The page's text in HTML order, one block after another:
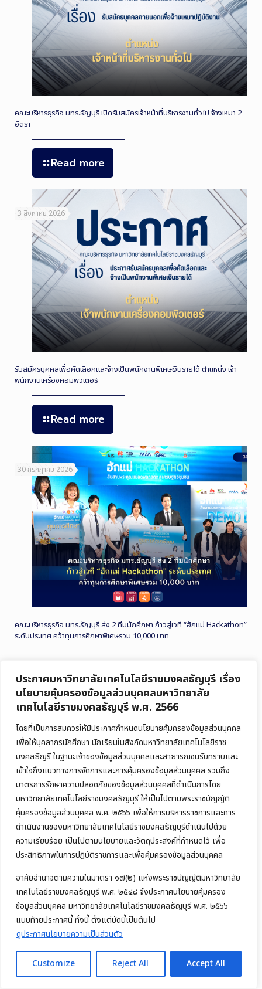
ประกาศมหาวิทยาลัยเทคโนโลยีราชมงคลธัญบุรี เรื่อง
นโยบายคุ้มครองข้อมูลส่วนบุคคลมหาวิทยาลัย
เทคโนโลยีราชมงคลธัญบุรี พ.ศ. 2566
โดยที่เป็นการสมควรให้มีประกาศกำหนดนโยบายคุ้มครองข้อมูลส่วนบุคคล
เพื่อให้บุคลากรนักศึกษา นักเรียนในสังกัดมหาวิทยาลัยเทคโนโลยีราช
มงคลธัญรี ในฐานะเจ้าของข้อมูลส่วนบุคคลและสาธารณชนรับทราบและ
เข้าใจถึงแนวทางการจัดการและการคุ้มครองข้อมูลส่วนบุคคล รวมถึง
มาตรการรักษาความปลอดภัยของข้อมูลส่วนบุคคลที่ดำเนินการโดย
มหาวิทยาลัยเทคโนโลยีราชมงคลธัญบุรี ให้เป็นไปตามพระราชบัญญัติ
คุ้มครองข้อมูลส่วนบุคคล พ.ศ. ๒๕๖๖ เพื่อให้การบริหารราชการและการ
ดำเนินงานของมหาวิทยาลัยเทคโนโลยีราชมงคลธัญบุรีดำเนินไปด้วย
ความเรียบร้อย เป็นไปตามนโยบายและวัตถุประสงค์ที่กำหนดไว้ เพื่อ
ประสิทธิภาพในการปฏิบัติราชการและเพื่อคุ้มครองข้อมูลส่วนบุคคล
อาศัยอำนาจตามความในมาตรา ๑๗(๒) แห่งพระราชบัญญัติมหาวิทยาลัย
เทคโนโลยีราชมงคลธัญบุรี พ.ศ. ๒๕๔๘ จึงประกาศนโยบายคุ้มครอง
ข้อมูลส่วนบุคคล มหาวิทยาลัยเทคโนโลยีราชมงคลธัญบุรี พ.ศ. ๒๕๖๖
แนบท้ายประกาศนี้ ทั้งนี้ ตั้งแต่บัดนี้เป็นต้นไป
ดูประกาศนโยบายความเป็นส่วนตัว
Customize Reject All Accept All
คณะบริหารธุรกิจ มทร.ธัญบุรี เปิดรับสมัครเจ้าหน้าที่บริหารงานทั่วไป จ้างเหมา 2
อัตรา
Read more
3 สิงหาคม 2026
รับสมัครบุคคลเพื่อคัดเลือกและจ้างเป็นพนักงานพิเศษเงินรายได้ ตำแหน่ง เจ้า
พนักงานเครื่องคอมพิวเตอร์
Read more
30 กรกฎาคม 2026
คณะบริหารธุรกิจ มทร.ธัญบุรี ส่ง 2 ทีมนักศึกษา ก้าวสู่เวที “ฮักแม่ Hackathon”
ระดับประเทศ คว้าทุนการศึกษาพิเศษรวม 10,000 บาท
Read more
27 กรกฎาคม 2026
คณะบริหารธุรกิจ มทร.ธัญบุรี จัดโครงการค้นหาตัวแทนทูตกิจกรรม ประจำปีการ
ศึกษา 2569 ส่งเสริมศักยภาพผู้นำนักศึกษา
Read more